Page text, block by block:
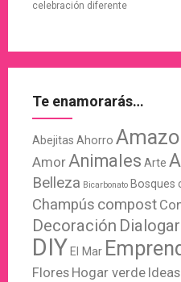
celebración diferente
Te enamorarás…
Abejitas Ahorro
Amor Animales Arte
Belleza Bicarbonato Bosques
Champús compost
Decoración
DIY El Mar
Flores Hogar verde Ideas